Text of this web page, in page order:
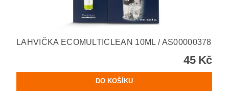
LAHVIČKA ECOMULTICLEAN 10ML / AS00000378
45 Kč